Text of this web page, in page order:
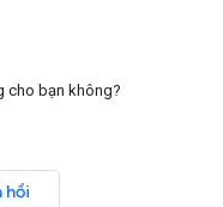
cho bạn không?
hồi